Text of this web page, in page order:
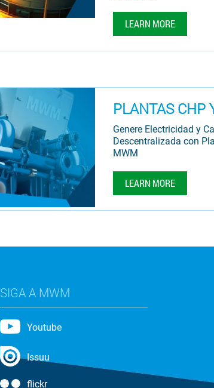
LEARN MORE
PLANTAS CHP
Genere Electricidad y
Descentralizada con
MWM
LEARN MORE
SIGA A MWM
Youtube
Issuu
flickr